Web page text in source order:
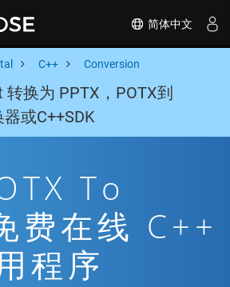
简体中文
C++ Conversion
换为 PPTX，POTX到
或C++SDK
To
费在线 C++
程序